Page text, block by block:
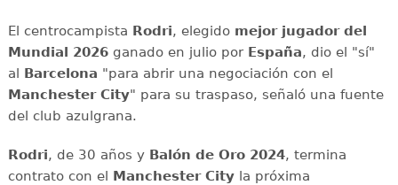
El centrocampista Rodri, elegido mejor jugador del
Mundial 2026ganado en julio por España, dio el "sí"
al Barcelona "para abrir una negociación con el
Manchester City" para su traspaso, señaló una fuente
del club azulgrana.
Rodri, de 30 años y Balón de Oro 2024, termina
contrato con el Manchester Cityla próxima